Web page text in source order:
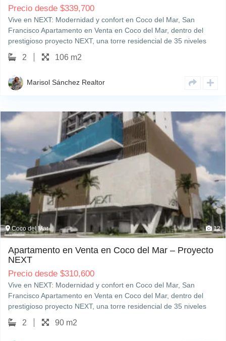
Precio desde $339,700
Vive en NEXT: Modernidad y confort en Coco del Mar, San
Francisco Apartamento en Venta en Coco del Mar, dentro del
prestigioso proyecto NEXT, una torre residencial de 35 niveles
que redefine el estilo de vida contemporáneo. Ubicado en una de
las zonas más exclusivas…
2 106 m2
Marisol Sánchez Realtor
Coco del Mar 12
Apartamento en Venta en Coco del Mar – Proyecto
NEXT
Precio desde $310,600
Vive en NEXT: Modernidad y confort en Coco del Mar, San
Francisco Apartamento en Venta en Coco del Mar, dentro del
prestigioso proyecto NEXT, una torre residencial de 35 niveles
que redefine el estilo de vida contemporáneo. Ubicado en una de
las zonas más exclusivas…
2 90 m2